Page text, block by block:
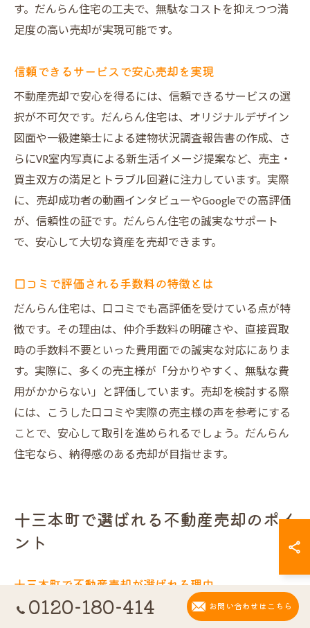
す。だんらん住宅の工夫で、無駄なコストを抑えつつ満
足度の高い売却が実現可能です。
信頼できるサービスで安心売却を実現
不動産売却で安心を得るには、信頼できるサービスの選
択が不可欠です。だんらん住宅は、オリジナルデザイン
図面や一級建築士による建物状況調査報告書の作成、さ
らにVR室内写真による新生活イメージ提案など、売主・
買主双方の満足とトラブル回避に注力しています。実際
に、売却成功者の動画インタビューやGoogleでの高評価
が、信頼性の証です。だんらん住宅の誠実なサポート
で、安心して大切な資産を売却できます。
口コミで評価される手数料の特徴とは
だんらん住宅は、口コミでも高評価を受けている点が特
徴です。その理由は、仲介手数料の明確さや、直接買取
時の手数料不要といった費用面での誠実な対応にありま
す。実際に、多くの売主様が「分かりやすく、無駄な費
用がかからない」と評価しています。売却を検討する際
には、こうした口コミや実際の売主様の声を参考にする
ことで、安心して取引を進められるでしょう。だんらん
住宅なら、納得感のある売却が目指せます。
十三本町で選ばれる不動産売却のポイ
ント
十三本町で不動産売却が選ばれる理由
大阪市淀川区十三本町エリアでの不動産売却が注目され
0120-180-414 お問い合わせはこちら